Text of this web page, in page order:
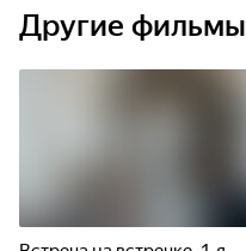
Другие фильмы